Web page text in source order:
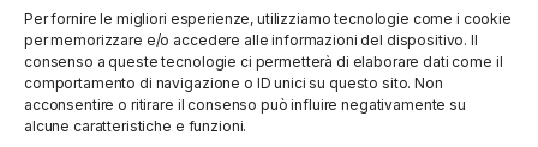
Per fornire le migliori esperienze, utilizziamo tecnologie come i cookie
per memorizzare e/o accedere alle informazioni del dispositivo. Il
consenso a queste tecnologie ci permetterà di elaborare dati come il
comportamento di navigazione o ID unici su questo sito. Non
acconsentire o ritirare il consenso può influire negativamente su
alcune caratteristiche e funzioni.